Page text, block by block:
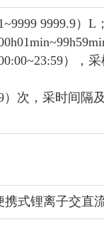
9999.9）L；
），采
，采时间隔及
式锂离子交直